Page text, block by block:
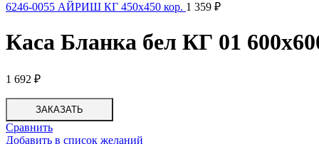
6246-0055 АЙРИШ КГ 450x450 кор. 1 359 ₽
Каса Бланка бел КГ 01
1 692 ₽
ЗАКАЗАТЬ
Сравнить
Добавить в список желаний